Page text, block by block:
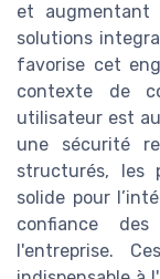
et augmentant
solutions
favorise cet
contexte de
utilisateur est
une sécurité
structurés, les
solide pour
confiance
l'entreprise.